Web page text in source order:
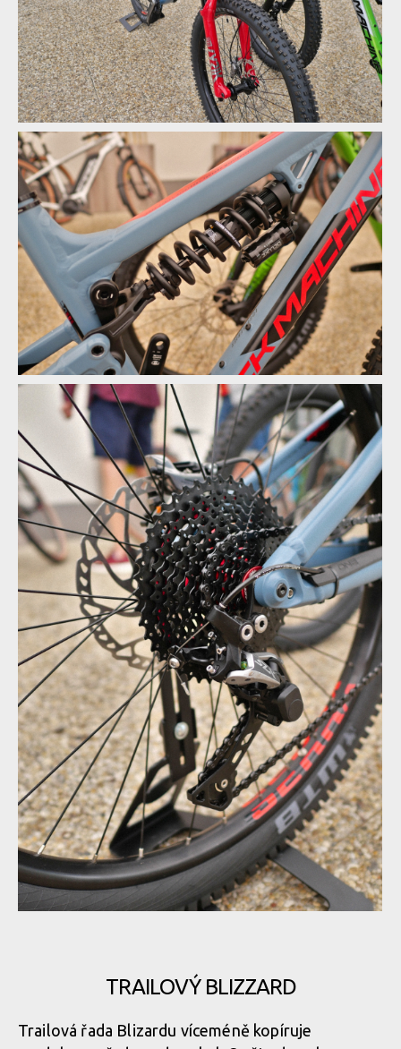
Rock Machine 2020 - nové barvy a DVO odpružení
Rock Machine 2020 - nové barvy a DVO odpružení
Rock Machine 2020 - nové barvy a DVO odpružení
Rock Machine 2020 - nové barvy a DVO odpružení
Rock Machine 2020 - nové barvy a DVO odpružení
Rock Machine 2020 - nové barvy a DVO odpružení
Rock Machine 2020 - nové barvy a DVO odpružení
Rock Machine 2020 - nové barvy a DVO odpružení
Rock Machine 2020 - nové barvy a DVO odpružení
Rock Machine 2020 - nové barvy a DVO odpružení
Rock Machine 2020 - nové barvy a DVO odpružení
Rock Machine 2020 - nové barvy a DVO odpružení
Rock Machine 2020 - nové barvy a DVO odpružení
Rock Machine 2020 - nové barvy a DVO odpružení
Rock Machine 2020 - nové barvy a DVO odpružení
Rock Machine 2020 - nové barvy a DVO odpružení
Rock Machine 2020 - nové barvy a DVO odpružení
Rock Machine 2020 - nové barvy a DVO odpružení
Rock Machine 2020 - nové barvy a DVO odpružení
Rock Machine 2020 - nové barvy a DVO odpružení
TRAILOVÝ BLIZZARD
Trailová řada Blizardu víceméně kopíruje